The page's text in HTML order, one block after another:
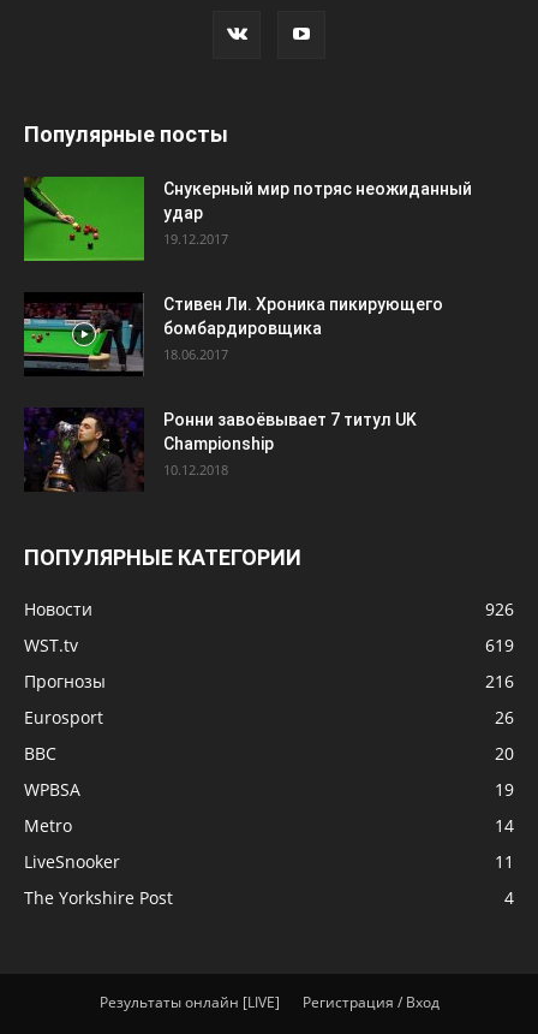
Популярные посты
Снукерный мир потряс неожиданный
удар
19.12.2017
Стивен Ли. Хроника пикирующего
бомбардировщика
18.06.2017
Ронни завоёвывает 7 титул UK
Championship
10.12.2018
ПОПУЛЯРНЫЕ КАТЕГОРИИ
Новости
926
WST.tv
619
Прогнозы
216
Eurosport
26
BBC
20
WPBSA
19
Metro
14
LiveSnooker
11
The Yorkshire Post
4
Результаты онлайн [LIVE] Регистрация / Вход